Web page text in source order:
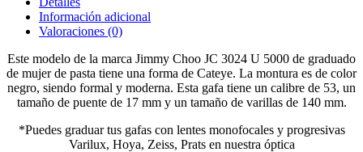
Información adicional
Valoraciones (0)
Este modelo de la marca Jimmy Choo JC 3024 U 5000 de graduado
de mujer de pasta tiene una forma de Cateye. La montura es de color
negro, siendo formal y moderna. Esta gafa tiene un calibre de 53, un
tamaño de puente de 17 mm y un tamaño de varillas de 140 mm.
*Puedes graduar tus gafas con lentes monofocales y progresivas
Varilux, Hoya, Zeiss, Prats en nuestra óptica